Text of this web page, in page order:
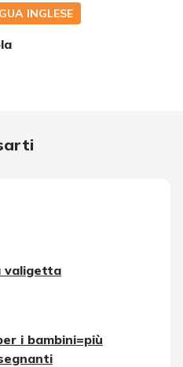
INGLESE
valigetta
i bambini=più